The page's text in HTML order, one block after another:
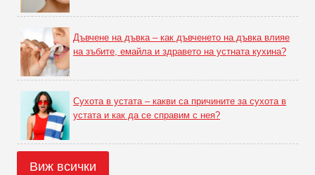
Дъвчене на дъвка – как дъвченето на дъвка влияе
на зъбите, емайла и здравето на устната кухина?
Сухота в устата – какви са причините за сухота в
устата и как да се справим с нея?
Виж всички